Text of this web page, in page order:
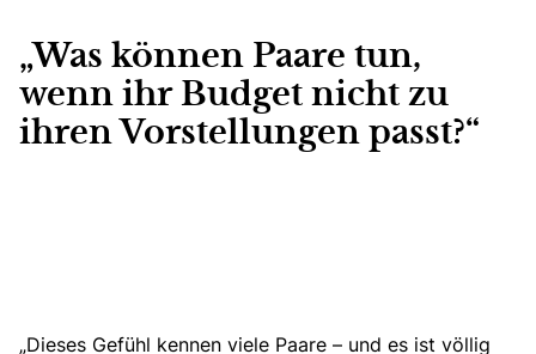
„Was können Paare tun,
wenn ihr Budget nicht zu
ihren Vorstellungen passt?“
„Dieses Gefühl kennen viele Paare – und es ist völlig